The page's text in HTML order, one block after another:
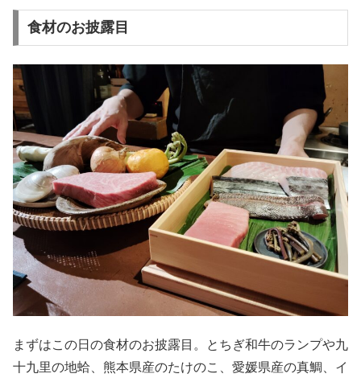
食材のお披露目
まずはこの日の食材のお披露目。とちぎ和牛のランプや九
十九里の地蛤、熊本県産のたけのこ、愛媛県産の真鯛、イ